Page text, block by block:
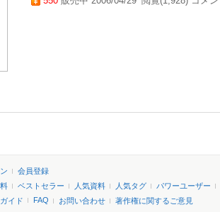
会員登録
ベストセラー 人気資料 人気タグ
パワーユーザー
イド FAQ お問い合わせ 著作権に関するご意見